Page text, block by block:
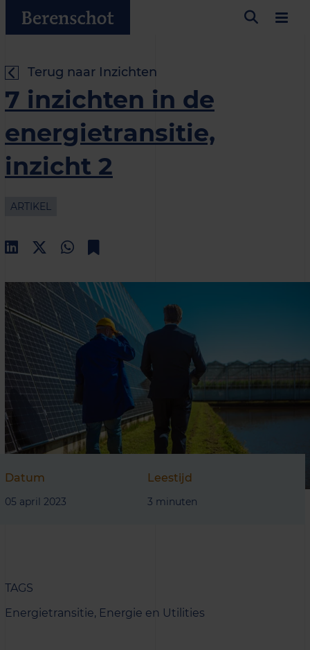
Terug naar Inzichten
7 inzichten in de
energietransitie,
inzicht 2
ARTIKEL
Datum
05 april 2023
Leestijd
3 minuten
TAGS
Energietransitie, Energie en Utilities